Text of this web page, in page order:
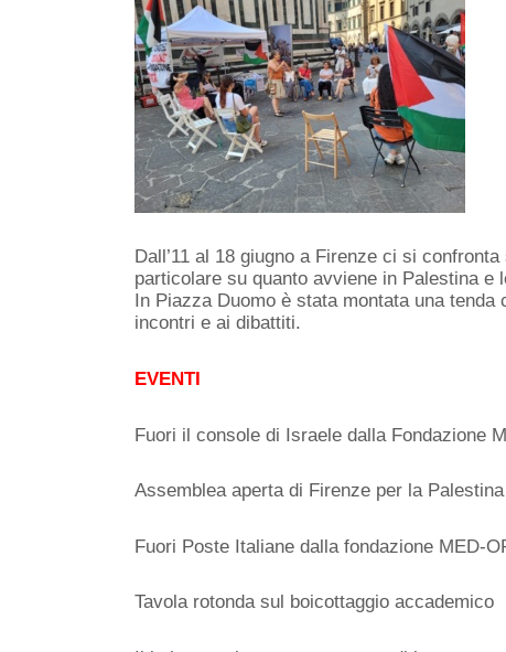
Dall’11 al 18 giugno a Firenze ci si
particolare su quanto avviene in Palestina e
In Piazza Duomo è stata montata una
incontri e ai dibattiti.
EVENTI
Fuori il console di Israele dalla Fondazione
Assemblea aperta di Firenze per la Palestina
Fuori Poste Italiane dalla fondazione MED-
Tavola rotonda sul boicottaggio accademico